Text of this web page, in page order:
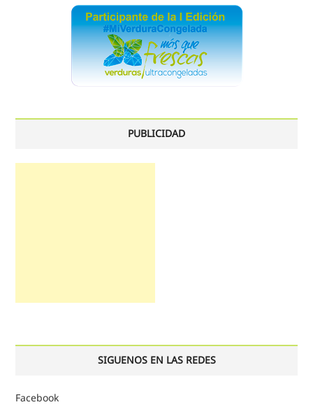
PUBLICIDAD
SIGUENOS EN LAS REDES
Facebook